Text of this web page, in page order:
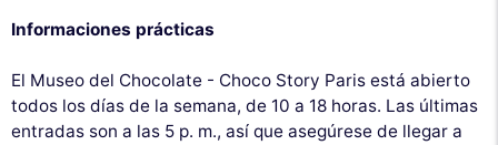
Informaciones prácticas
El Museo del Chocolate - Choco Story Paris está abierto
todos los días de la semana, de 10 a 18 horas. Las últimas
entradas son a las 5 p. m., así que asegúrese de llegar a